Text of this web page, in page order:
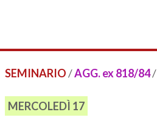
SEMINARIO/AGG. ex 818/84/
MERCOLEDÌ 17